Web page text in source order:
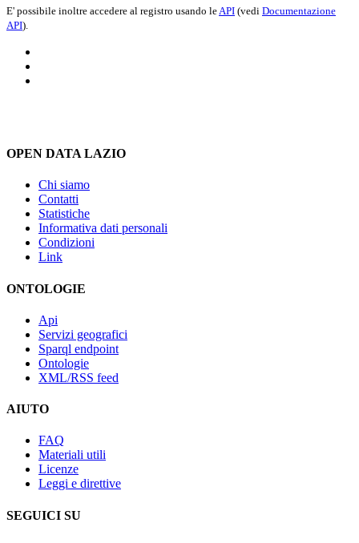
E' possibile inoltre accedere al registro usando le API (vedi Documentazione
API).
OPEN DATA LAZIO
Chi siamo
Contatti
Statistiche
Informativa dati personali
Condizioni
Link
ONTOLOGIE
Api
Servizi geografici
Sparql endpoint
Ontologie
XML/RSS feed
AIUTO
FAQ
Materiali utili
Licenze
Leggi e direttive
SEGUICI SU